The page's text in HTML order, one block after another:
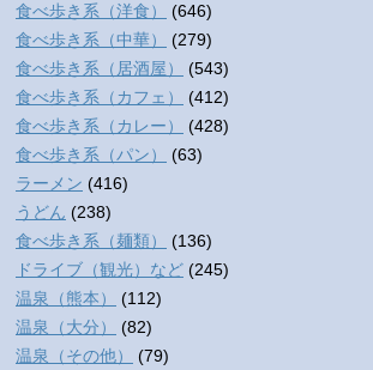
食べ歩き系（洋食）
(646)
食べ歩き系（中華）
(279)
食べ歩き系（居酒屋）
(543)
食べ歩き系（カフェ）
(412)
食べ歩き系（カレー）
(428)
食べ歩き系（パン）
(63)
ラーメン (416)
うどん (238)
食べ歩き系（麺類）
(136)
ドライブ（観光）など (245)
温泉（熊本）
(112)
温泉（大分）
(82)
温泉（その他）
(79)